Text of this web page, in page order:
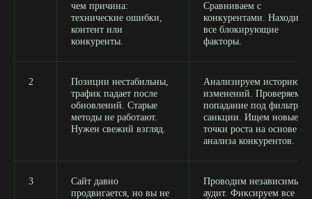
чем причина:
технические ошибки,
контент или
конкуренты.
Сравниваем с
конкурентами. Находим
все блокирующие
факторы.
2
Позиции нестабильны,
трафик падает после
обновлений. Старые
методы не работают.
Нужен свежий взгляд.
Анализируем историю
изменений. Проверяем
попадание под фильтры и
санкции. Ищем новые
точки роста на основе
анализа конкурентов.
3
Сайт давно
продвигается, но вы не
Проводим независимый
аудит. Фиксируем все